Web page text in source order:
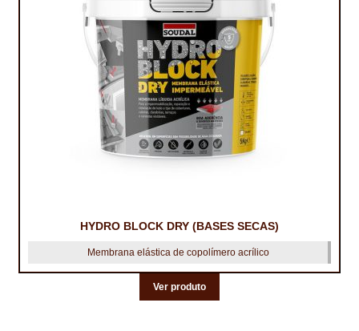
HYDRO BLOCK DRY (BASES SECAS)
Membrana elástica de copolímero acrílico
Ver produto